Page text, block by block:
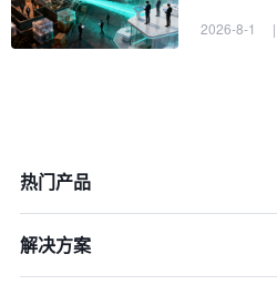
2026-8-1 |
热门产品
解决方案